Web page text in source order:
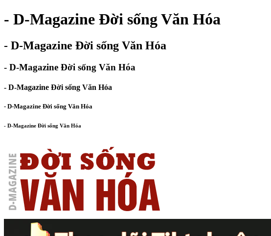
- D-Magazine Đời sống Văn Hóa
- D-Magazine Đời sống Văn Hóa
- D-Magazine Đời sống Văn Hóa
- D-Magazine Đời sống Văn Hóa
- D-Magazine Đời sống Văn Hóa
- D-Magazine Đời sống Văn Hóa